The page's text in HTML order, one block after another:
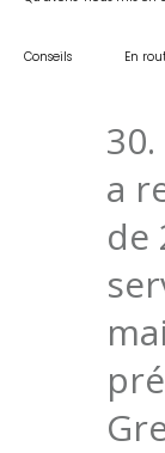
Conseils En
a
de